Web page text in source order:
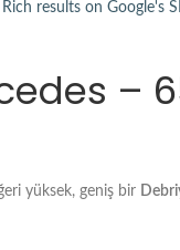
–
yüksek, geniş bir